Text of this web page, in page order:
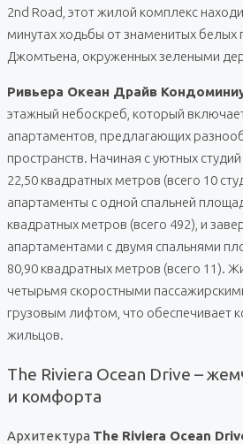
2nd Road, этот жилой комплекс
минутах ходьбы от знаменитых белых
Джомтьена, окруженных зелеными
Ривьера Океан Драйв
этажный небоскреб, который
апартаментов, предлагающих
пространств. Начиная с уютных
22,50 квадратных метров (всего 10
апартаменты с одной спальней
квадратных метров (всего 492), и
апартаментами с двумя спальнями
80,90 квадратных метров (всего 11).
четырьмя скоростными
грузовым лифтом, что обеспечивает
жильцов.
The Riviera Ocean Drive –
и комфорта
Архитектура The Riviera Ocean